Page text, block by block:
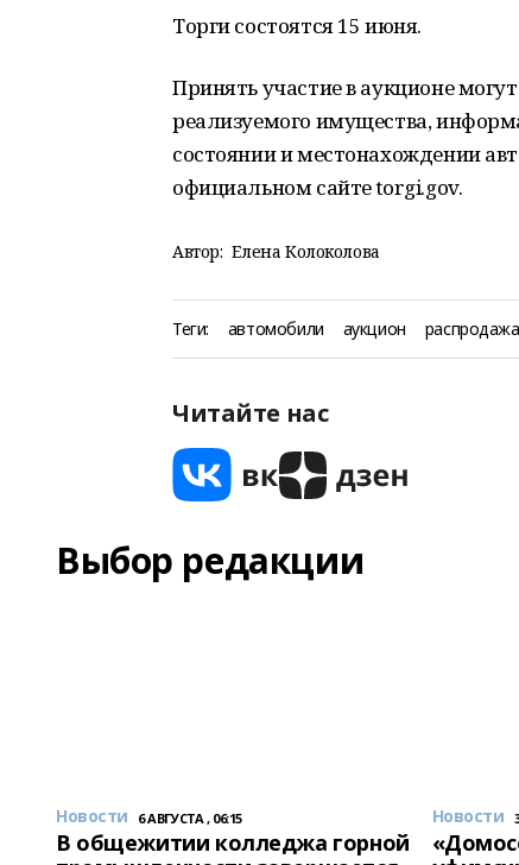
Торги состоятся 15 июня.
Принять участие в аукционе
реализуемого имущества,
состоянии и местонахождении
официальном сайте torgi.gov.
Автор: Елена Колоколова
Теги: автомобили аукцион распродажа
Читайте нас
Выбор редакции
Новости 6 АВГУСТА , 06:15
В общежитии колледжа горной
Новости